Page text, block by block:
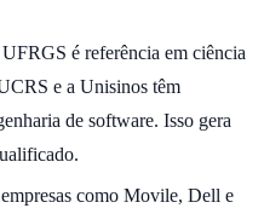
UFRGS é referência em ciência
e a Unisinos têm
de software. Isso gera
empresas como Movile, Dell e